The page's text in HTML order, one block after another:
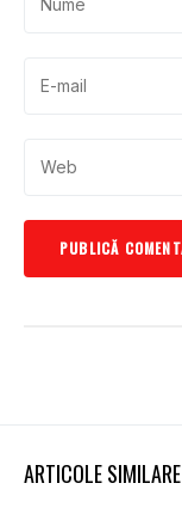
ARTICOLE SIMILARE